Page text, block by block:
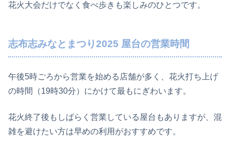
花火大会だけでなく食べ歩きも楽しみのひとつです。
志布志みなとまつり2025 屋台の営業時間
午後5時ごろから営業を始める店舗が多く、花火打ち上げ
の時間（19時30分）にかけて最もにぎわいます。
花火終了後もしばらく営業している屋台もありますが、混
雑を避けたい方は早めの利用がおすすめです。